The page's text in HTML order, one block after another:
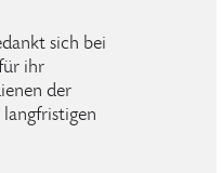
sich bei
ihr
der